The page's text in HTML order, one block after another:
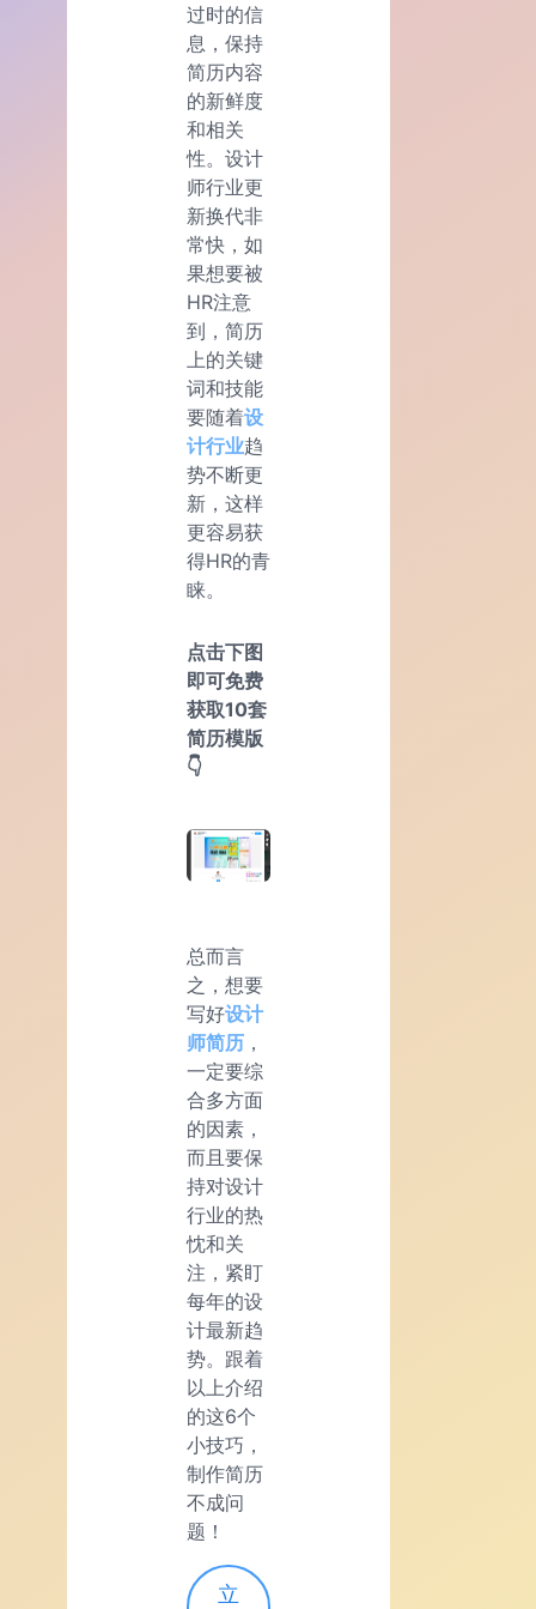
过时的信
息，保持
简历内容
的新鲜度
和相关
性。设计
师行业更
新换代非
常快，如
果想要被
HR注意
到，简历
上的关键
词和技能
要随着设
计行业趋
势不断更
新，这样
更容易获
得HR的青
睐。
点击下图
即可免费
获取10套
简历模版
👇
总而言
之，想要
写好设计
师简历 ，
一定要综
合多方面
的因素，
而且要保
持对设计
行业的热
忱和关
注，紧盯
每年的设
计最新趋
势。跟着
以上介绍
的这6个
小技巧，
制作简历
不成问
题！
立